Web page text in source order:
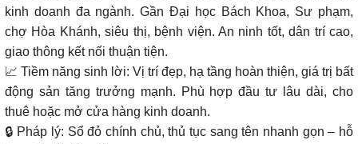
kinh doanh đa ngành. Gần Đại học Bách Khoa, Sư phạm,
chợ Hòa Khánh, siêu thị, bệnh viện. An ninh tốt, dân trí cao,
giao thông kết nối thuận tiện.
📈 Tiềm năng sinh lời: Vị trí đẹp, hạ tầng hoàn thiện, giá trị bất
động sản tăng trưởng mạnh. Phù hợp đầu tư lâu dài, cho
thuê hoặc mở cửa hàng kinh doanh.
🔒 Pháp lý: Sổ đỏ chính chủ, thủ tục sang tên nhanh gọn – hỗ